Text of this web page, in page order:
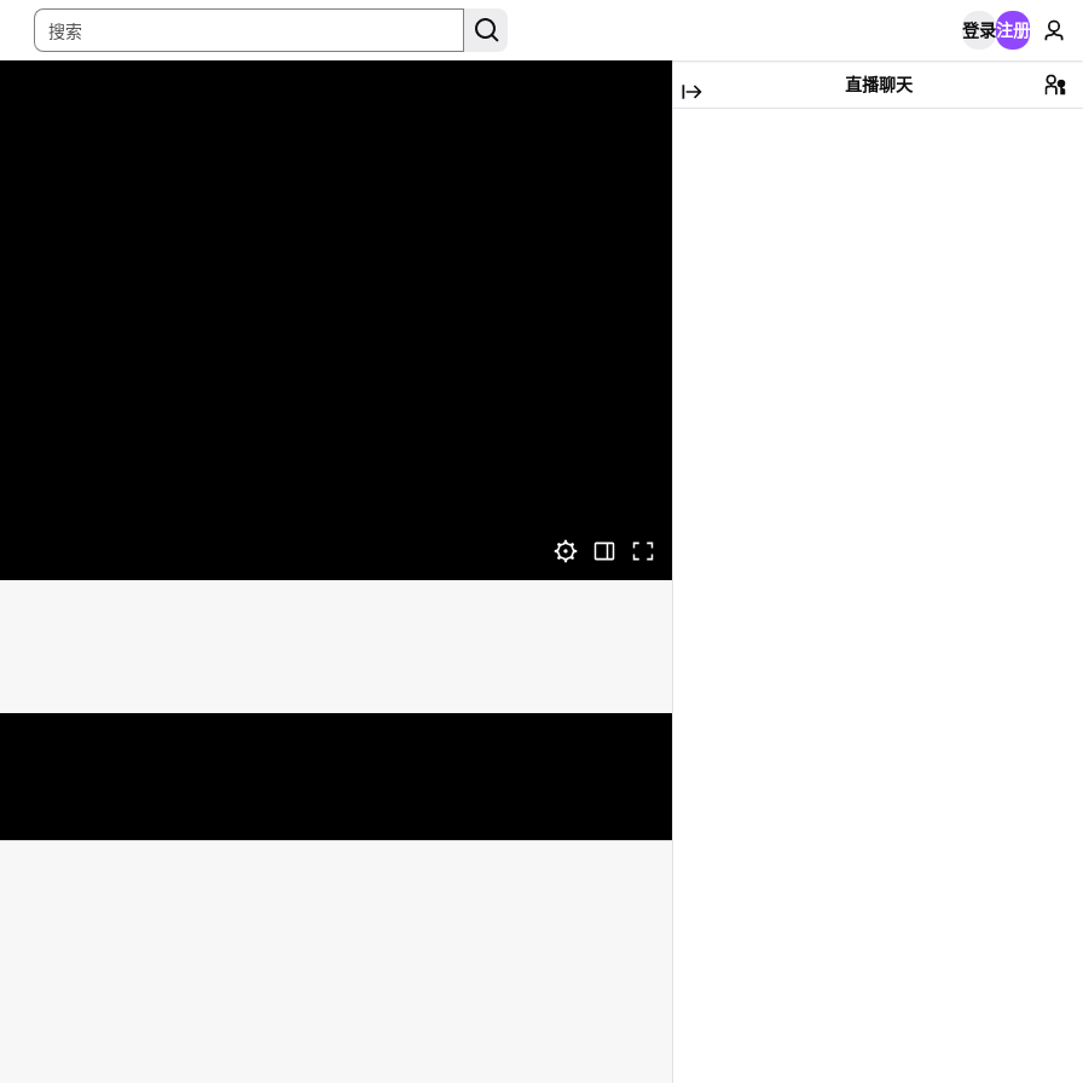
登录注册
直播聊天